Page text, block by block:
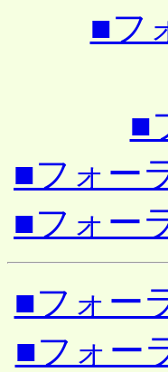
■フ
■
■フォー
■フォー
■フォー
■フォー